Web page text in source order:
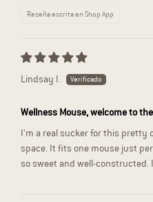
Reseña escrita en Shop App
Lindsay I.
Wellness Mouse, welcome to
I'm a real sucker for this pretty
space. It fits one mouse just
so sweet and well-constructed.